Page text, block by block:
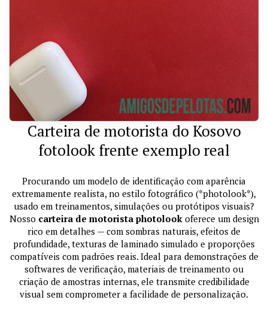
Carteira de motorista do Kosovo
fotolook frente exemplo real
Procurando um modelo de identificação com aparência
extremamente realista, no estilo fotográfico (*photolook*),
usado em treinamentos, simulações ou protótipos visuais?
Nosso carteira de motorista photolookoferece um design
rico em detalhes — com sombras naturais, efeitos de
profundidade, texturas de laminado simulado e proporções
compatíveis com padrões reais. Ideal para demonstrações de
softwares de verificação, materiais de treinamento ou
criação de amostras internas, ele transmite credibilidade
visual sem comprometer a facilidade de personalização.